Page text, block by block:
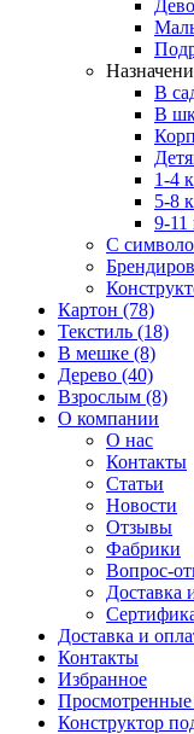
В
В
1-4
5-8
9-11
С
Картон (78)
Текстиль (18)
В мешке (8)
Дерево (40)
Взрослым (8)
О компании
О нас
Контакты
Статьи
Новости
Отзывы
Фабрики
Вопрос-
Доставка
Доставка и
Контакты
Избранное
Конструктор